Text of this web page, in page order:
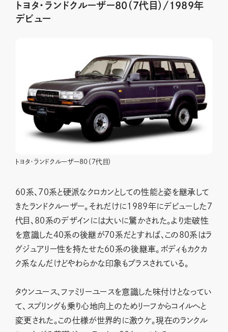
トヨタ・ランドクルーザー80（7代目）/1989年
デビュー
トヨタ・ランドクルーザー80（7代目）
60系、70系と硬派なクロカンとしての性能と姿を継承して
きたランドクルーザー。それだけに1989年にデビューした7
代目、80系のデザインには大いに驚かされた。より走破性
を意識した40系の後継が70系だとすれば、この80系はラ
グジュアリー性を持たせた60系の後継車。ボディもカクカ
ク系なんだけどやわらかな印象もプラスされている。
タウンユース、ファミリーユースを意識した味付けとなってい
て、スプリングも乗り心地向上のためリーフからコイルへと
変更された。この仕様が世界的に激ウケ。現在のランクル